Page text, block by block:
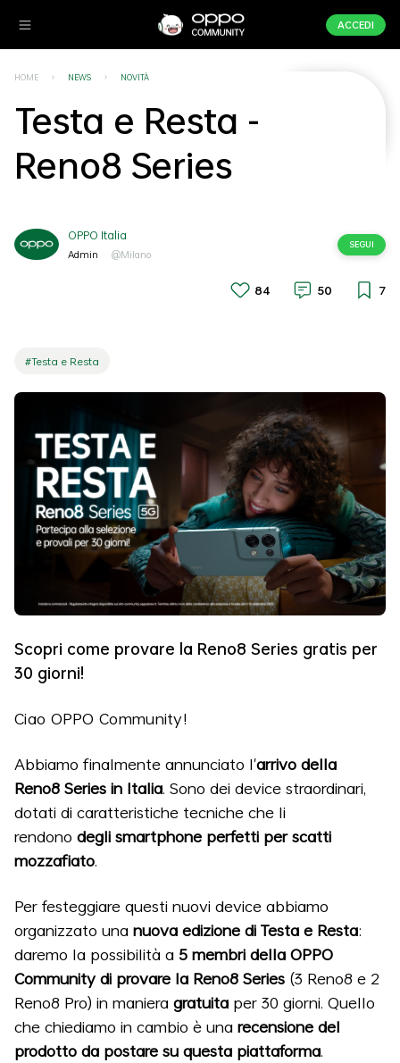
ACCEDI
HOME NEWS NOVITÀ
Testa e Resta -
Reno8 Series
OPPO Italia
Admin @Milano
SEGUI
84 50 7
#Testa e Resta
Scopri come provare la Reno8 Series gratis per
30 giorni!
Ciao OPPO Community!
Abbiamo finalmente annunciato l'arrivo della
Reno8 Series in Italia. Sono dei device straordinari,
dotati di caratteristiche tecniche che li
rendono degli smartphone perfetti per scatti
mozzafiato.
Per festeggiare questi nuovi device abbiamo
organizzato unanuova edizione di Testa e Resta:
daremo la possibilità a5 membri della OPPO
Community di provare la Reno8 Series (3 Reno8 e 2
Reno8 Pro) in manieragratuita per 30 giorni. Quello
che chiediamo in cambio è unarecensione del
prodotto da postare su questa piattaforma.